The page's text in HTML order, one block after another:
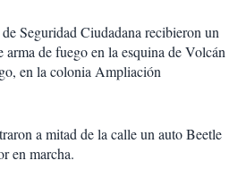
Seguridad Ciudadana recibieron un
arma de fuego en la esquina de Volcán
en la colonia Ampliación
a mitad de la calle un auto Beetle
en marcha.